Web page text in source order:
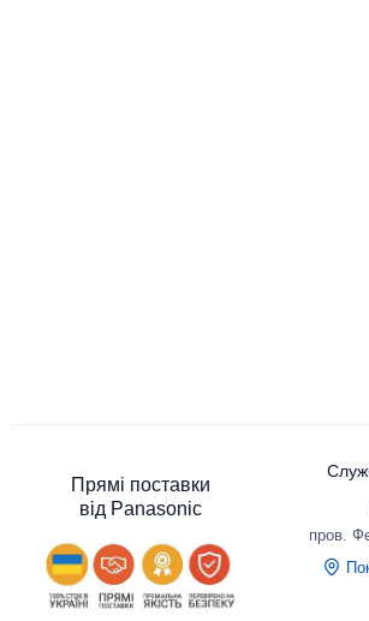
У більшості міст рівень забруднення повітря
Забруднене повітря призводить до нестачі
хронічних захворювань. Завдяки появі
чисте повітря в будинку стало доступною
RCI усуває шкідливі органічні сполуки та
вірусів, бактерій та плісняви. Очищувачі
Прямі поставки
від Panasonic
пров.